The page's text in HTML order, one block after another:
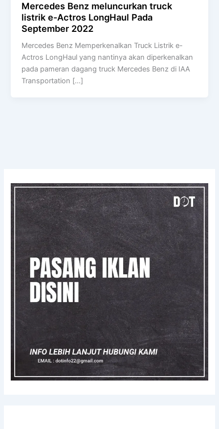
Mercedes Benz meluncurkan truck
listrik e-Actros LongHaul Pada
September 2022
Mercedes Benz Memperkenalkan Truck Listrik e-
Actros LongHaul yang nantinya akan diperkenalkan
pada pameran dagang truck Mercedes Benz di IAA
Transportation […]